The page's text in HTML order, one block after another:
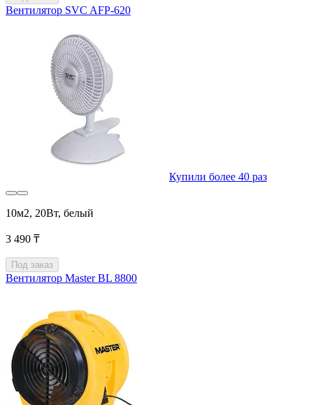
Вентилятор SVC AFP-620
Купили более 40 раз
10м2, 20Вт, белый
3 490 ₸
Под заказ
Вентилятор Master BL 8800